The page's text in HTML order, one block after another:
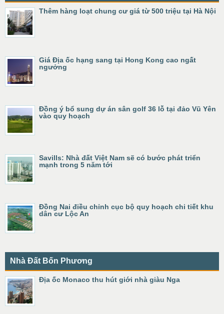
Thêm hàng loạt chung cư giá từ 500 triệu tại Hà Nội
Giá Địa ốc hạng sang tại Hong Kong cao ngất
ngưởng
Đồng ý bổ sung dự án sân golf 36 lỗ tại đảo Vũ Yên
vào quy hoạch
Savills: Nhà đất Việt Nam sẽ có bước phát triển
mạnh trong 5 năm tới
Đồng Nai điều chỉnh cục bộ quy hoạch chi tiết khu
dân cư Lộc An
Nhà Đất Bốn Phương
Địa ốc Monaco thu hút giới nhà giàu Nga